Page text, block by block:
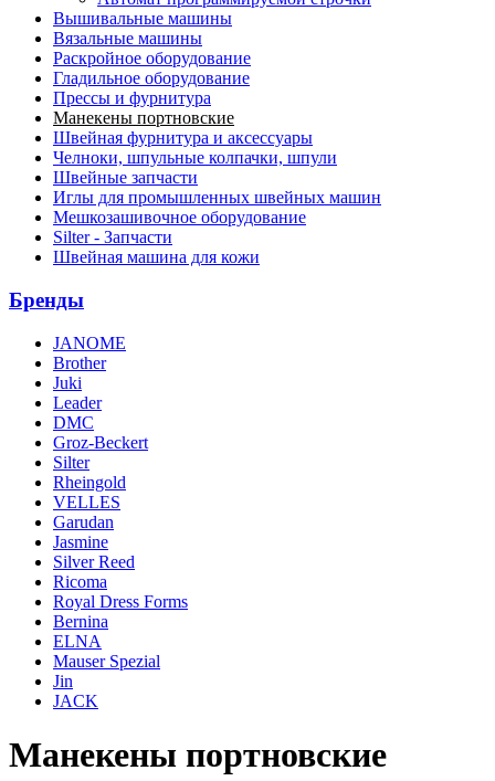
Вышивальные машины
Вязальные машины
Раскройное оборудование
Гладильное оборудование
Прессы и фурнитура
Манекены портновские
Швейная фурнитура и аксессуары
Челноки, шпульные колпачки, шпули
Швейные запчасти
Иглы для промышленных швейных машин
Мешкозашивочное оборудование
Silter - Запчасти
Швейная машина для кожи
Бренды
JANOME
Brother
Juki
Leader
DMC
Groz-Beckert
Silter
Rheingold
VELLES
Garudan
Jasmine
Silver Reed
Ricoma
Royal Dress Forms
Bernina
ELNA
Mauser Spezial
Jin
JACK
Манекены портновские